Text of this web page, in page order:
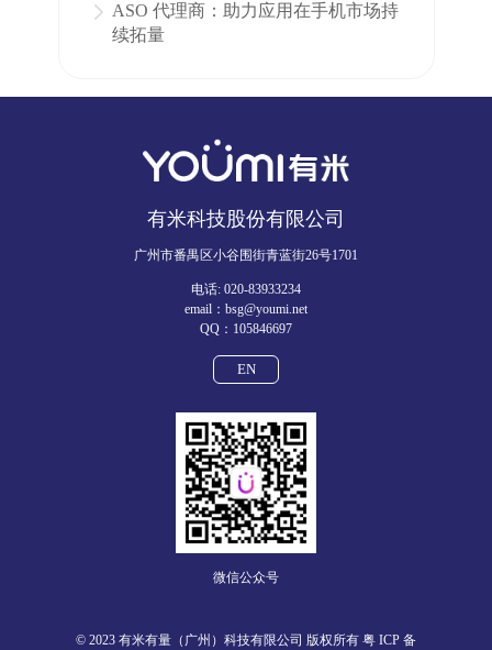
ASO 代理商：助力应用在手机市场持
续拓量
有米科技股份有限公司
广州市番禺区小谷围街青蓝街26号1701
电话: 020-83933234
email：bsg@youmi.net
QQ：105846697
EN
微信公众号
© 2023 有米有量（广州）科技有限公司 版权所有 粤 ICP 备